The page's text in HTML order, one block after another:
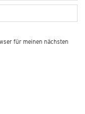
für meinen nächsten